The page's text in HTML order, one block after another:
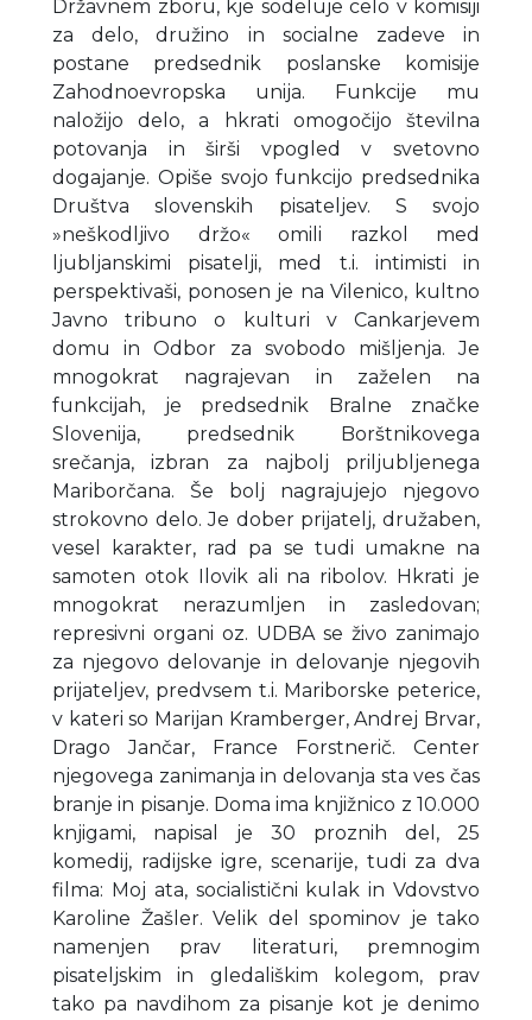
Državnem zboru, kje sodeluje celo v komisiji
za delo, družino in socialne zadeve in
postane predsednik poslanske komisije
Zahodnoevropska unija. Funkcije mu
naložijo delo, a hkrati omogočijo številna
potovanja in širši vpogled v svetovno
dogajanje. Opiše svojo funkcijo predsednika
Društva slovenskih pisateljev. S svojo
»neškodljivo držo« omili razkol med
ljubljanskimi pisatelji, med t.i. intimisti in
perspektivaši, ponosen je na Vilenico, kultno
Javno tribuno o kulturi v Cankarjevem
domu in Odbor za svobodo mišljenja. Je
mnogokrat nagrajevan in zaželen na
funkcijah, je predsednik Bralne značke
Slovenija, predsednik Borštnikovega
srečanja, izbran za najbolj priljubljenega
Mariborčana. Še bolj nagrajujejo njegovo
strokovno delo. Je dober prijatelj, družaben,
vesel karakter, rad pa se tudi umakne na
samoten otok Ilovik ali na ribolov. Hkrati je
mnogokrat nerazumljen in zasledovan;
represivni organi oz. UDBA se živo zanimajo
za njegovo delovanje in delovanje njegovih
prijateljev, predvsem t.i. Mariborske peterice,
v kateri so Marijan Kramberger, Andrej Brvar,
Drago Jančar, France Forstnerič. Center
njegovega zanimanja in delovanja sta ves čas
branje in pisanje. Doma ima knjižnico z 10.000
knjigami, napisal je 30 proznih del, 25
komedij, radijske igre, scenarije, tudi za dva
filma: Moj ata, socialistični kulak in Vdovstvo
Karoline Žašler. Velik del spominov je tako
namenjen prav literaturi, premnogim
pisateljskim in gledališkim kolegom, prav
tako pa navdihom za pisanje kot je denimo